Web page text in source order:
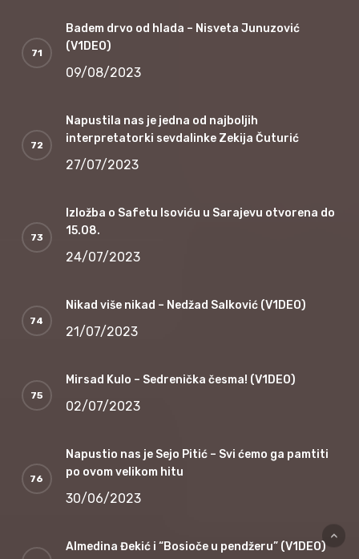
Badem drvo od hlada – Nisveta Junuzović
(V1DEO)
09/08/2023
Napustila nas je jedna od najboljih
interpretatorki sevdalinke Zekija Čuturić
27/07/2023
Izložba o Safetu Isoviću u Sarajevu otvorena do
15.08.
24/07/2023
Nikad više nikad – Nedžad Salković (V1DEO)
21/07/2023
Mirsad Kulo – Sedrenička česma! (V1DEO)
02/07/2023
Napustio nas je Sejo Pitić – Svi ćemo ga pamtiti
po ovom velikom hitu
30/06/2023
Almedina Đekić i “Bosioče u pendžeru” (V1DEO)